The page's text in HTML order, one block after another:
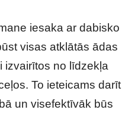
iesaka ar dabisko
visas atklātās ādas
izvairītos no līdzekļa
To ieteicams darīt
un visefektīvāk būs